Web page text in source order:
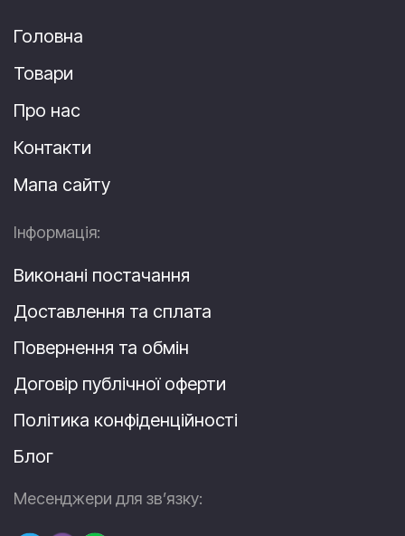
Головна
Товари
Про нас
Контакти
Мапа сайту
Інформація:
Виконані постачання
Доставлення та сплата
Повернення та обмін
Договір публічної оферти
Політика конфіденційності
Блог
Месенджери для зв’язку: